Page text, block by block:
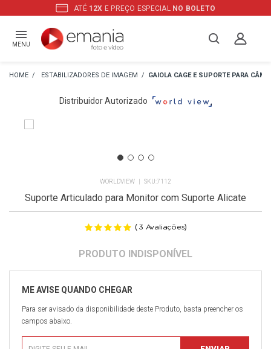
ATÉ 12X E PREÇO ESPECIAL NO BOLETO
MENU
ESTABILIZADORES DE IMAGEM GAIOLA CAGE E SUPORTE PARA
Distribuidor Autorizado
WORLDVIEW 7112
Suporte Articulado para Monitor com Suporte Alicate
( 3 Avaliações)
Para ser avisado da disponibilidade deste Produto, basta preencher os
campos abaixo.